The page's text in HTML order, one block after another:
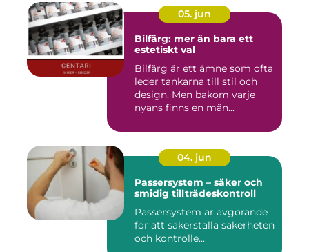
05. jun
Bilfärg: mer än bara ett
estetiskt val
Bilfärg är ett ämne som ofta
leder tankarna till stil och
design. Men bakom varje
nyans finns en män...
04. jun
Passersystem – säker och
smidig tillträdeskontroll
Passersystem är avgörande
för att säkerställa säkerheten
och kontrolle...